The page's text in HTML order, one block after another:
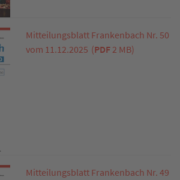
Mitteilungsblatt Frankenbach Nr. 50
vom 11.12.2025 (PDF 2 MB)
Mitteilungsblatt Frankenbach Nr. 49